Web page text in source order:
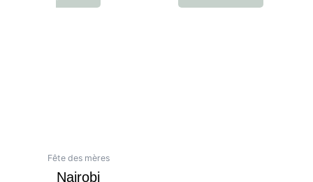
Fête des mères
Nairobi
peuvent
être